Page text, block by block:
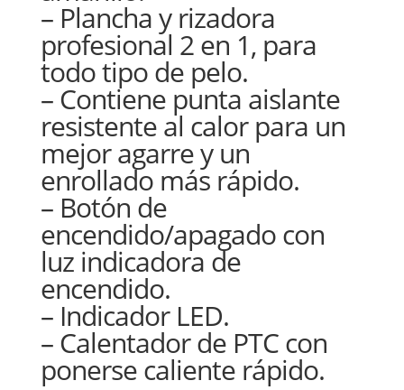
– Plancha y rizadora
profesional 2 en 1, para
todo tipo de pelo.
– Contiene punta aislante
resistente al calor para un
mejor agarre y un
enrollado más rápido.
– Botón de
encendido/apagado con
luz indicadora de
encendido.
– Indicador LED.
– Calentador de PTC con
ponerse caliente rápido.